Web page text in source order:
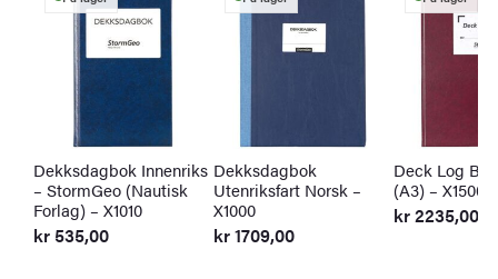
Dekksdagbok Innenriks
– StormGeo (Nautisk
Forlag) – X1010
kr 535,00
Dekksdagbok
Utenriksfart Norsk –
X1000
kr1709,00
Deck Log
(A3) – X1500
kr2235,00